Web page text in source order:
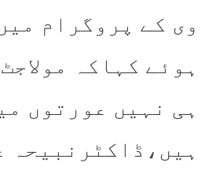
وی کے پروگرام
ہوئے کہاکہ
ہی نہیں عورتوں
ہیں،ڈاکٹرنبیحہ